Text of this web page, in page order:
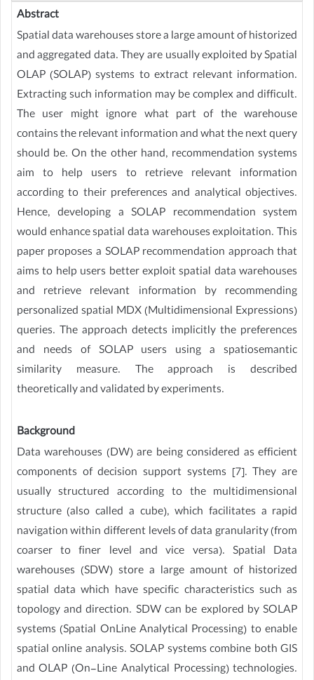
Abstract
Spatial data warehouses store a large amount of historized
and aggregated data. They are usually exploited by Spatial
OLAP (SOLAP) systems to extract relevant information.
Extracting such information may be complex and difficult.
The user might ignore what part of the warehouse
contains the relevant information and what the next query
should be. On the other hand, recommendation systems
aim to help users to retrieve relevant information
according to their preferences and analytical objectives.
Hence, developing a SOLAP recommendation system
would enhance spatial data warehouses exploitation. This
paper proposes a SOLAP recommendation approach that
aims to help users better exploit spatial data warehouses
and retrieve relevant information by recommending
personalized spatial MDX (Multidimensional Expressions)
queries. The approach detects implicitly the preferences
and needs of SOLAP users using a spatiosemantic
similarity measure. The approach is described
theoretically and validated by experiments.
Background
Data warehouses (DW) are being considered as efficient
components of decision support systems [7]. They are
usually structured according to the multidimensional
structure (also called a cube), which facilitates a rapid
navigation within different levels of data granularity (from
coarser to finer level and vice versa). Spatial Data
warehouses (SDW) store a large amount of historized
spatial data which have specific characteristics such as
topology and direction. SDW can be explored by SOLAP
systems (Spatial OnLine Analytical Processing) to enable
spatial online analysis. SOLAP systems combine both GIS
and OLAP (On-Line Analytical Processing) technologies.